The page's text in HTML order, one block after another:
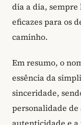
dia a dia, sempre
eficazes para os
caminho.
Em resumo, o
essência da
sinceridade,
personalidade